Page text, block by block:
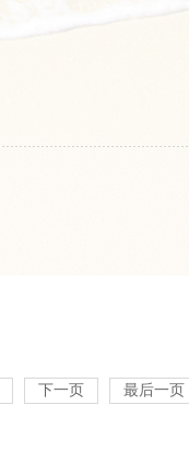
下一页 最后一页